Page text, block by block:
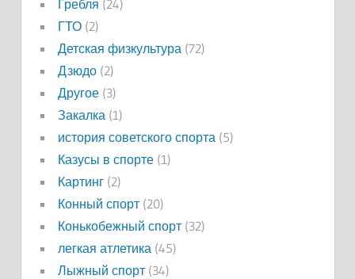
Гребля (24)
ГТО(2)
Детская физкультура (72)
Дзюдо(2)
Другое(3)
Закалка (1)
история советского спорта (5)
Казусы в спорте(1)
Картинг(2)
Конный спорт(20)
Конькобежный спорт(32)
легкая атлетика (45)
Лыжный спорт(34)